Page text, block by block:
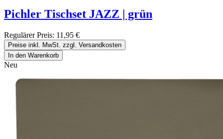
Pichler Tischset JAZZ | grün
Regulärer Preis: 11,95 €
Preise inkl. MwSt. zzgl. Versandkosten
In den Warenkorb
Neu